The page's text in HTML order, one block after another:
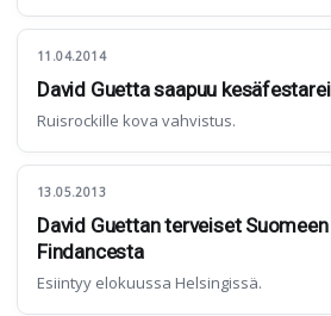
11.04.2014
David Guetta saapuu
Ruisrockille kova vahvistus.
13.05.2013
David Guettan terveiset
Findancesta
Esiintyy elokuussa Helsingissä.